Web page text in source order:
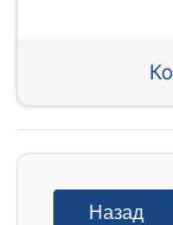
Назад